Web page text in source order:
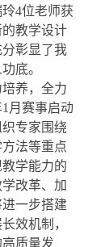
玲4位老师获
教学设计
彰显了我
底。
养，全力
1月赛事启动
专家围绕
法等重点
学能力的
改革、加
一步搭建
效机制，
质量发